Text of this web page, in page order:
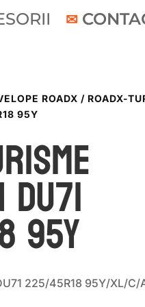
ROADX / ROADX-
95Y
DU71
95Y
225/45R18 95Y/XL/C/